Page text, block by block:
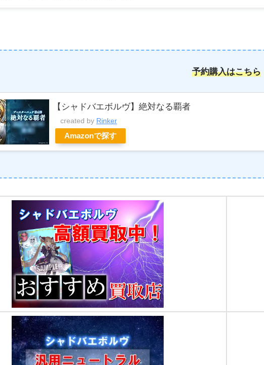
予約購入はこちら
【シャドバエボルヴ】絶対なる覇者
created by Rinker
Amazonで探す